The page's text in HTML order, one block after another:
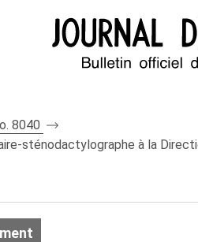
8040
sténodactylographe à la